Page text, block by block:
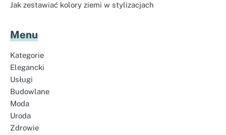
Jak zestawiać kolory ziemi w stylizacjach
Menu
Kategorie
Elegancki
Usługi
Budowlane
Moda
Uroda
Zdrowie